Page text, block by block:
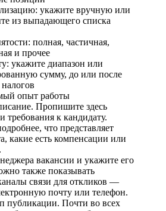
укажите вручную или
из выпадающего списка
полная, частичная,
и прочее
укажите диапазон или
сумму, до или после
опыт работы
Пропишите здесь
требования к кандидату.
что представляет
какие есть компенсации или
вакансии и укажите его
также показывать
связи для откликов —
почту или телефон.
публикации. Почти во всех